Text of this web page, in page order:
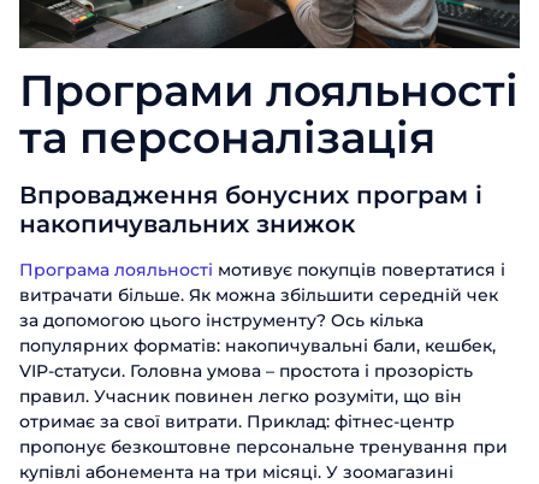
Програми лояльності
та персоналізація
Впровадження бонусних програм і
накопичувальних знижок
Програма лояльності мотивує покупців повертатися і
витрачати більше. Як можна збільшити середній чек
за допомогою цього інструменту? Ось кілька
популярних форматів: накопичувальні бали, кешбек,
VIP-статуси. Головна умова – простота і прозорість
правил. Учасник повинен легко розуміти, що він
отримає за свої витрати. Приклад: фітнес-центр
пропонує безкоштовне персональне тренування при
купівлі абонемента на три місяці. У зоомагазині
Замовити
презентацію
Заповніть форму, щоб дізнатися
більше про продукти ABM Cloud